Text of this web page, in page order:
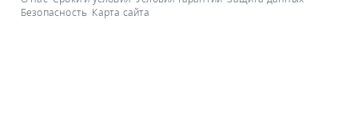
Безопасность Карта сайта